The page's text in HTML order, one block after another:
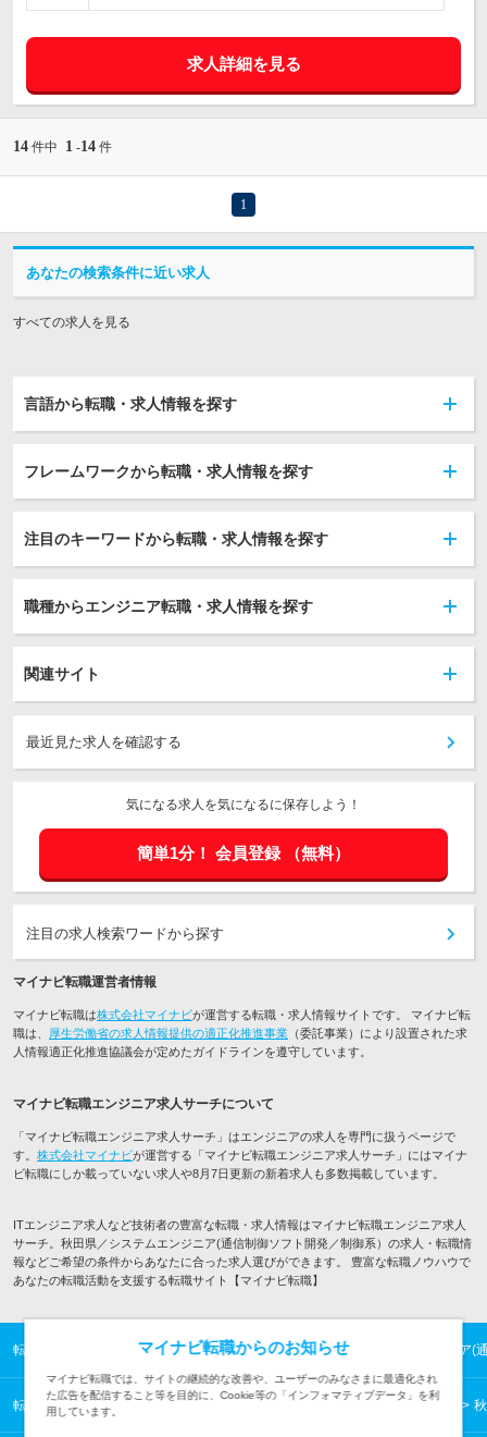
求人詳細を見る
14 件中 1 -14 件
1
あなたの検索条件に近い求人
すべての求人を見る
言語から転職・求人情報を探す
フレームワークから転職・求人情報を探す
注目のキーワードから転職・求人情報を探す
職種からエンジニア転職・求人情報を探す
関連サイト
最近見た求人を確認する
気になる求人を気になるに保存しよう！
簡単1分！ 会員登録 （無料）
注目の求人検索ワードから探す
マイナビ転職運営者情報
マイナビ転職は株式会社マイナビが運営する転職・求人情報サイトです。 マイナビ転
職は、 厚生労働省の求人情報提供の適正化推進事業 （委託事業）により設置された求
人情報適正化推進協議会が定めたガイドラインを遵守しています。
マイナビ転職エンジニア求人サーチについて
「マイナビ転職エンジニア求人サーチ」はエンジニアの求人を専門に扱うページで
す。 株式会社マイナビが運営する「マイナビ転職エンジニア求人サーチ」にはマイナ
ビ転職にしか載っていない求人や8月7日更新の新着求人も多数掲載しています。
ITエンジニア求人など技術者の豊富な転職・求人情報はマイナビ転職エンジニア求人
サーチ。秋田県／システムエンジニア(通信制御ソフト開発／制御系）の求人・転職情
報などご希望の条件からあなたに合った求人選びができます。 豊富な転職ノウハウで
あなたの転職活動を支援する転職サイト【マイナビ転職】
転職TOP ITエンジニアの転職・求人情報TOP 秋田県／システムエンジニア(
転職TOP ITエンジニアの転職・求人情報TOP 東北の転職・求人情報一覧
マイナビ転職からのお知らせ
マイナビ転職では、サイトの継続的な改善や、ユーザーのみなさまに最適化され
た広告を配信すること等を目的に、Cookie等の「インフォマティブデータ」を利
用しています。